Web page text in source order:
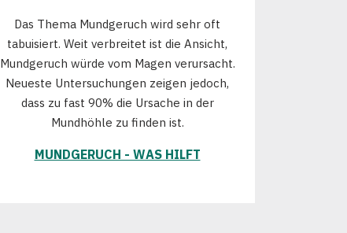
Das Thema Mundgeruch wird sehr oft
tabuisiert. Weit verbreitet ist die Ansicht,
Mundgeruch würde vom Magen verursacht.
Neueste Untersuchungen zeigen jedoch,
dass zu fast 90% die Ursache in der
Mundhöhle zu finden ist.
MUNDGERUCH - WAS HILFT